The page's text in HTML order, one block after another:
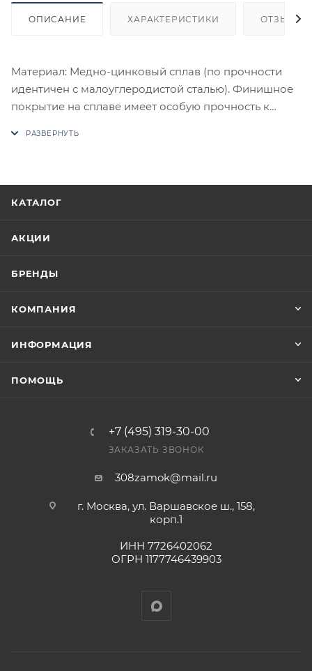
ОПИСАНИЕ ХАРАКТЕРИСТИКИ ОТЗЫВЫ
Материал: Медно-цинковый сплав (по прочности
идентичен с малоуглеродистой сталью). Финишное
покрытие на сплаве имеет особую прочность к
утверждение заказчика.
Цены на сайте не являются оптовыми и
приходит письмо только для подтверждения, что
счете после проверки товара на наличие на складе.
КАТАЛОГ
АКЦИИ
БРЕНДЫ
КОМПАНИЯ
ИНФОРМАЦИЯ
ПОМОЩЬ
+7 (495) 319-30-00
ЗАКАЗАТЬ ЗВОНОК
308zamok@mail.ru
г. Москва, ул. Варшавское ш., 158,
корп.1
ИНН 7726402062
ОГРН 1177746439903